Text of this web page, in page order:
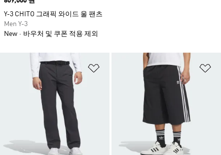
위시리스트 담기
Y-3 CHITO 그래픽 와이드 울 팬츠
Men Y-3
New
바우처 및 쿠폰 적용 제외